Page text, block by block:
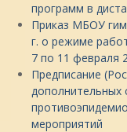
программ в
Приказ МБОУ
г. о режиме
7 по 11 февраля
Предписание
дополнительных
мероприятий